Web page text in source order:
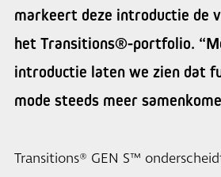
markeert deze introductie de
het Transitions®-portfolio.
introductie laten we zien dat
mode steeds meer
Transitions® GEN S™